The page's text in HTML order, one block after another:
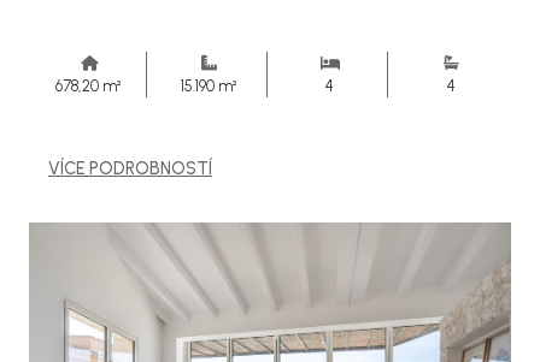
678,20 m² 15.190 m² 4 4
VÍCE PODROBNOSTÍ